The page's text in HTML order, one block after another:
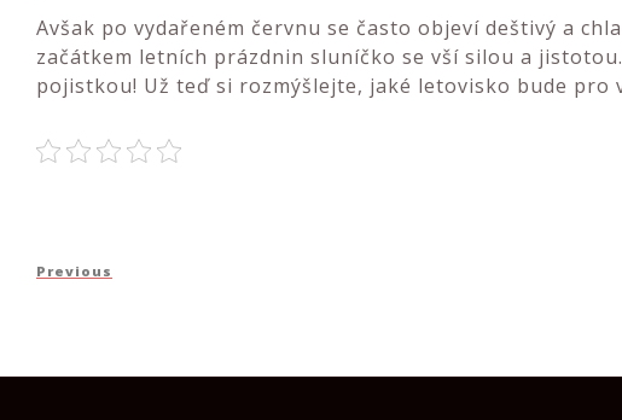
Avšak po vydařeném červnu se často objeví deštivý a
začátkem letních prázdnin sluníčko se vší silou a jistotou.
pojistkou! Už teď si rozmýšlejte, jaké letovisko bude pro
Navigace
pro
Previous
Previous